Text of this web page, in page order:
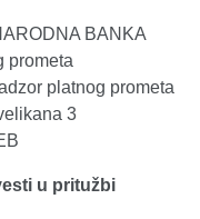
BANKA
prometa
platnog prometa
3
u pritužbi